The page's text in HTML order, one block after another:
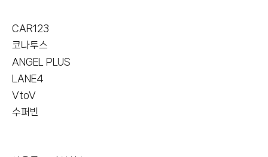
CAR123
코나투스
ANGEL PLUS
LANE4
VtoV
수퍼빈